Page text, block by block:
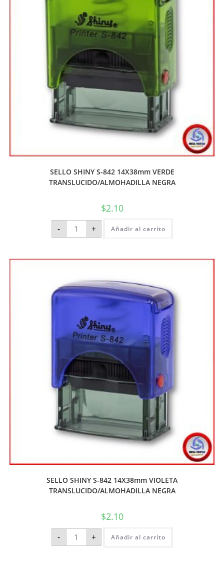
SELLO SHINY S-842 14X38mm VERDE
TRANSLUCIDO/ALMOHADILLA NEGRA
$2.10
- + Añadir al carrito
SELLO SHINY S-842 14X38mm VIOLETA
TRANSLUCIDO/ALMOHADILLA NEGRA
$2.10
- + Añadir al carrito